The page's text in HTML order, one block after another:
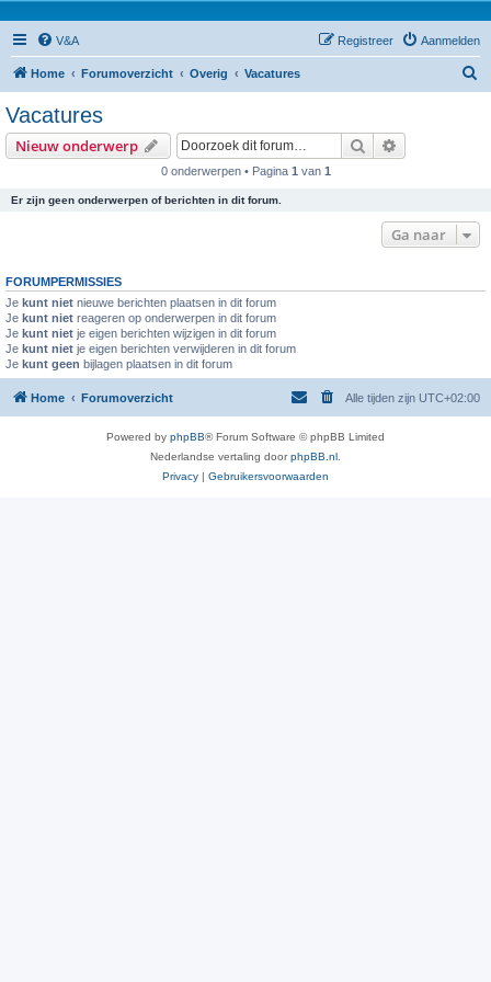
V&A Aanmelden
Registreer
Home Forumoverzicht Overig Vacatures
Vacatures
Nieuw onderwerp Zoek
0 onderwerpen • Pagina 1 van 1
Er zijn geen onderwerpen of berichten in dit forum.
Ga naar
FORUMPERMISSIES
Je kunt niet nieuwe berichten plaatsen in dit forum
Je kunt niet reageren op onderwerpen in dit forum
Je kunt niet je eigen berichten wijzigen in dit forum
Je kunt niet je eigen berichten verwijderen in dit forum
Je kunt geen bijlagen plaatsen in dit forum
Home Forumoverzicht Alle tijden zijn UTC+02:00
Powered by phpBB® Forum Software © phpBB Limited
Nederlandse vertaling doorphpBB.nl
Privacy | Gebruikersvoorwaarden